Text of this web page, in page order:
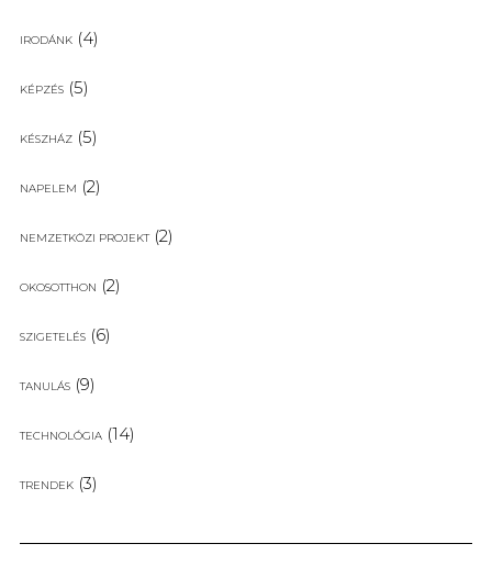
IRODÁNK(4)
KÉPZÉS(5)
KÉSZHÁZ(5)
NAPELEM (2)
NEMZETKÖZI PROJEKT(2)
OKOSOTTHON (2)
SZIGETELÉS(6)
TANULÁS(9)
TECHNOLÓGIA(14)
TRENDEK(3)